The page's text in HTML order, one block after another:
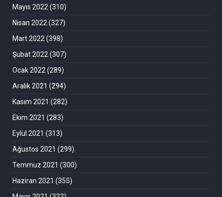
Mayıs 2022(310)
Nisan 2022(327)
Mart 2022(398)
Şubat 2022(307)
Ocak 2022(289)
Aralık 2021 (294)
Kasım 2021 (282)
Ekim 2021 (283)
Eylül 2021 (313)
Ağustos 2021 (299)
Temmuz 2021 (300)
Haziran 2021 (355)